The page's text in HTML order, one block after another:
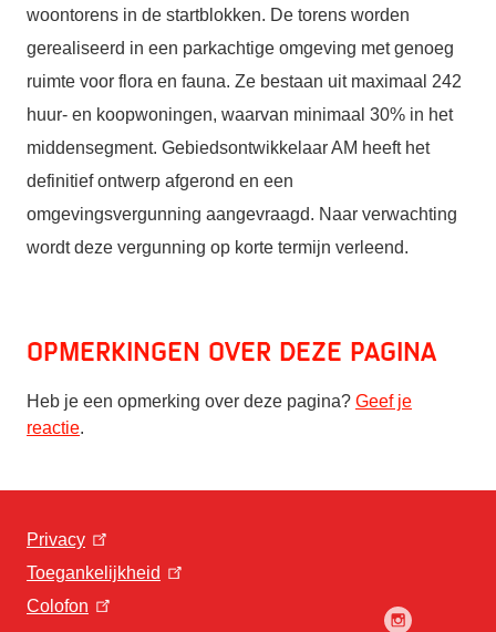
woontorens in de startblokken. De torens worden
gerealiseerd in een parkachtige omgeving met genoeg
ruimte voor flora en fauna. Ze bestaan uit maximaal 242
huur- en koopwoningen, waarvan minimaal 30% in het
middensegment. Gebiedsontwikkelaar AM heeft het
definitief ontwerp afgerond en een
omgevingsvergunning aangevraagd. Naar verwachting
wordt deze vergunning op korte termijn verleend.
Opmerkingen over deze pagina
Heb je een opmerking over deze pagina? Geef je
reactie.
Privacy
Toegankelijkheid
Colofon